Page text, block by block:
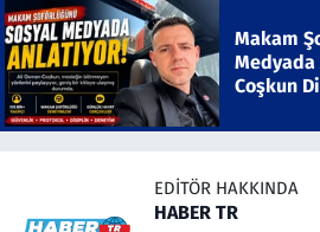
Makam
Medyada
Coşkun
EDITÖR HAKKINDA
HABER TR